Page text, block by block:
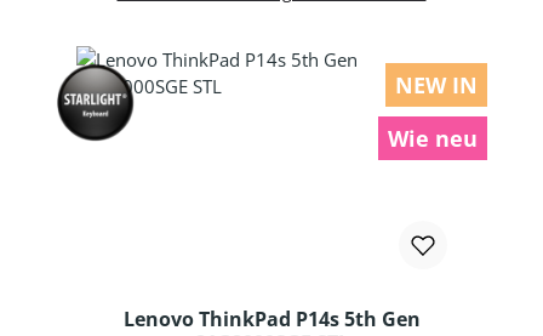
NEW IN
Wie neu
Lenovo ThinkPad P14s 5th Gen